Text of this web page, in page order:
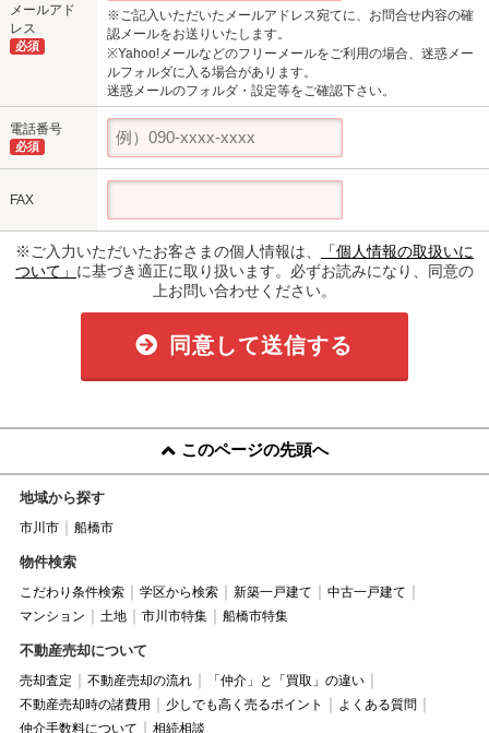
メールアド
レス
必須
※ご記入いただいたメールアドレス宛てに、お問合せ内容の確
認メールをお送りいたします。
※Yahoo!メールなどのフリーメールをご利用の場合、迷惑メー
ルフォルダに入る場合があります。
迷惑メールのフォルダ・設定等をご確認下さい。
電話番号
必須
FAX
※ご入力いただいたお客さまの個人情報は、
「個人情報の取扱いに
ついて」 に基づき適正に取り扱います。必ずお読みになり、同意の
上お問い合わせください。
同意して送信する
このページの先頭へ
地域から探す
市川市 船橋市
物件検索
こだわり条件検索 学区から検索 新築一戸建て
中古一戸建て
マンション
土地 市川市特集 船橋市特集
不動産売却について
売却査定 不動産売却の流れ
「仲介」と「買取」の違い
不動産売却時の諸費用
少しでも高く売るポイント
よくある質問
仲介手数料について
相続相談